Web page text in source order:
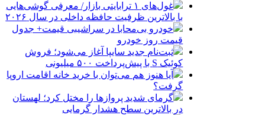
غول‌های ۱ ترابایتی بازار/ معرفی گوشی‌هایی
با بالاترین ظرفیت حافظه داخلی در سال ۲۰۲۶
خودرو بی‌محابا در سراشیبی قیمت+ جدول
قیمت روز خودرو
ثبت‌نام جدید سایپا آغاز می‌شود؛ فروش
کوئیک S با پیش‌پرداخت ۵۰۰ میلیونی
آیا هنوز هم می‌توان با خرید خانه اقامت اروپا
گرفت؟
گرمای شدید پروازها را مختل کرد؛ لهستان
در بالاترین سطح هشدار گرمایی